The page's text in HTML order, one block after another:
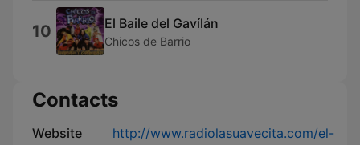
10 El Baile del Gavílán
Chicos de Barrio
Contacts
Website
http://www.radiolasuavecita.com/el-